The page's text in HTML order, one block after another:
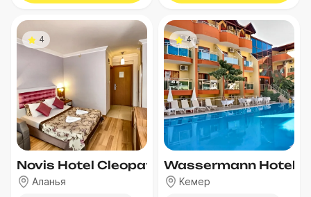
4
Novis Hotel Cleopatra (Ex. Bilkay)
Аланья
4
Wassermann Hotel
Кемер